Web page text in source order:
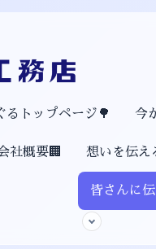
るトップページ🌳 今
社概要🏢 想いを伝え
皆さんに